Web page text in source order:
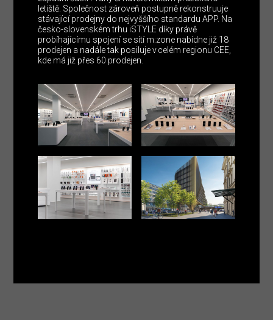
letiště. Společnost zároveň postupně rekonstruuje
stávající prodejny do nejvyššího standardu APP. Na
česko-slovenském trhu iSTYLE díky právě
probíhajícímu spojení se sítí m:zone nabídne již 18
prodejen a nadále tak posiluje v celém regionu CEE,
kde má již přes 60 prodejen.